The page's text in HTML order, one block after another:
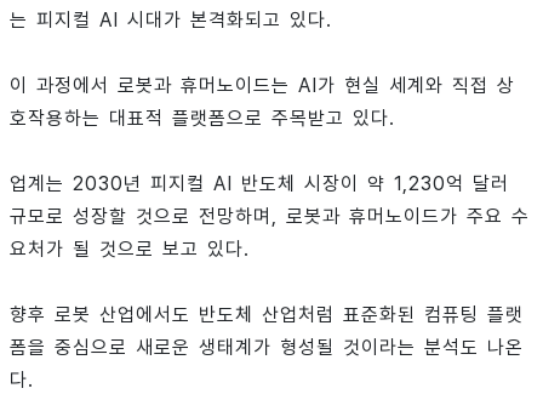
는 피지컬 AI 시대가 본격화되고 있다.
이 과정에서 로봇과 휴머노이드는 AI가 현실 세계와 직접 상
호작용하는 대표적 플랫폼으로 주목받고 있다.
업계는 2030년 피지컬 AI 반도체 시장이 약 1,230억 달러
규모로 성장할 것으로 전망하며, 로봇과 휴머노이드가 주요 수
요처가 될 것으로 보고 있다.
향후 로봇 산업에서도 반도체 산업처럼 표준화된 컴퓨팅 플랫
폼을 중심으로 새로운 생태계가 형성될 것이라는 분석도 나온
다.